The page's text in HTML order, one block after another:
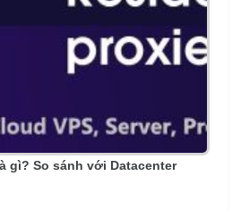
gì? So sánh với Datacenter